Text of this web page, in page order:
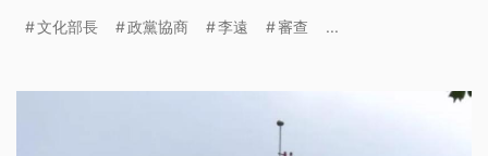
儘快產生新的8個委員。
文化部長 政黨協商 李遠 審查 ...